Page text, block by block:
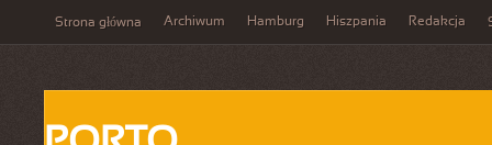
Strona główna Archiwum Hamburg Hiszpania Redakcja